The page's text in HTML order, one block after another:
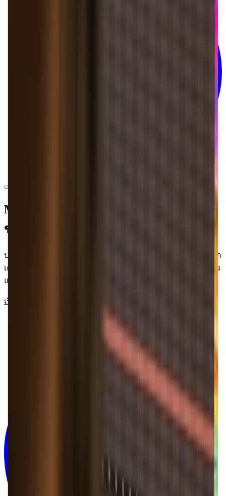
Moises App สำหรับ Mac: การนิยามใหม่
ของการฝึกฝนดนตรี
ปลดปล่อยศักยภาพเต็มรูปแบบของ Moises บน Mac ของคุณ แยก
เครื่องดนตรีและเสียงร้องของเพลง ปรับระดับเสียงและความเร็ว
และอื่น ๆ อีกมากมาย
เริ่มต้นฟรี